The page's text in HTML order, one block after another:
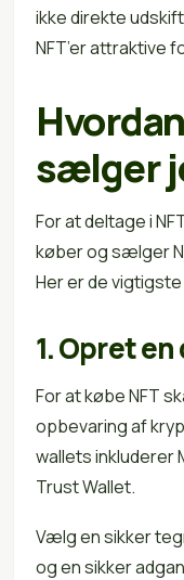
ikke direkte
NFT’er attraktive
sælger
For at deltage i
køber og sælger
Her er de
1. Opret
For at købe NFT
opbevaring af
wallets inkluderer
Trust Wallet.
Vælg en sikker
og en sikker